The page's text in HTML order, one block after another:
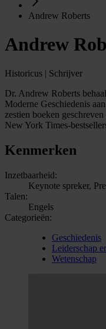
Andrew Roberts
Andrew
Historicus | Schrijver
Dr. Andrew Roberts
Moderne Geschiedenis
zestien boeken
New York Times-
Kenmerken
Inzetbaarheid:
Keynote spreker,
Talen:
Engels
Categorieën:
Geschiedenis
Leiderschap
Wetenschap